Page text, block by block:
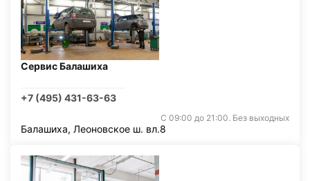
Сервис Балашиха
+7 (495) 431-63-63
С 09:00 до 21:00. Без выходных
Балашиха, Леоновское ш. вл.8